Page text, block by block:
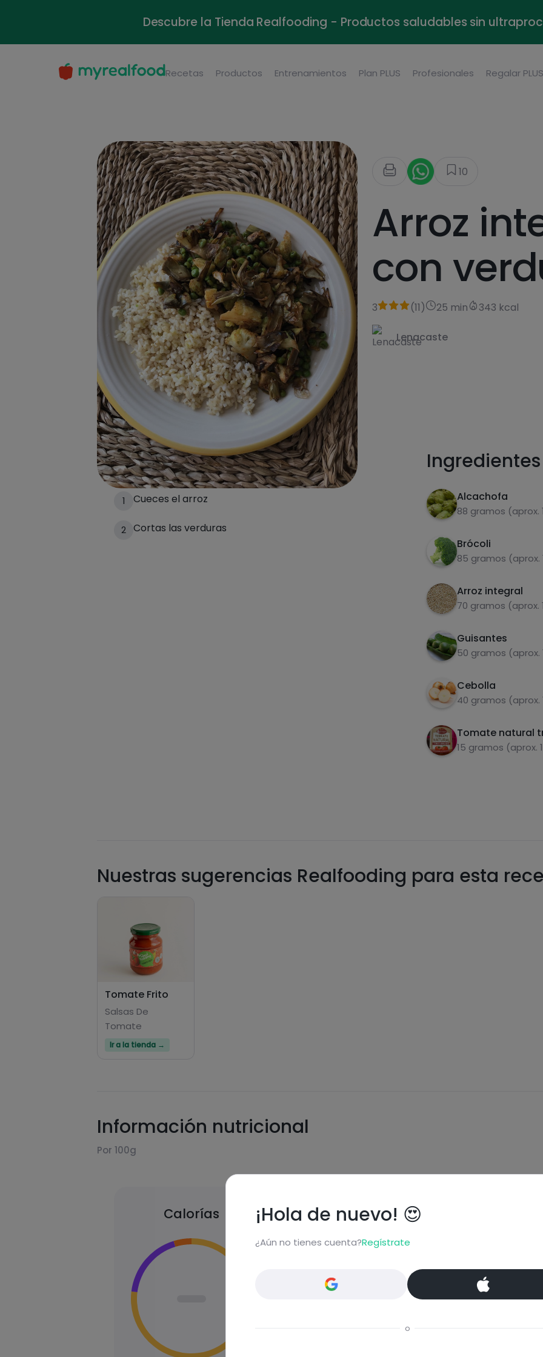
Descubre la Tienda Realfooding - Productos saludables sin
Recetas Productos Entrenamientos Plan PLUS Profesionales Regalar
10
Arroz
con
3 (11) 25 min 343 kcal
Lenacaste
Preparación de la receta
1 Cueces el arroz
2 Cortas las verduras
Ingredientes
Alcachofa
88 gramos (aprox.
Brócoli
85 gramos (aprox.
Arroz integral
70 gramos (aprox.
Guisantes
50 gramos (aprox.
Cebolla
40 gramos (aprox.
Tomate natural
15 gramos (aprox.
Nuestras sugerencias Realfooding para esta
Tomate Frito
Salsas De
Tomate
Ir a la tienda →
Información nutricional
Por 100g
Calorías Carbohidratos
¡Hola de nuevo! 😍
¿Aún no tienes cuenta?Regístrate
o